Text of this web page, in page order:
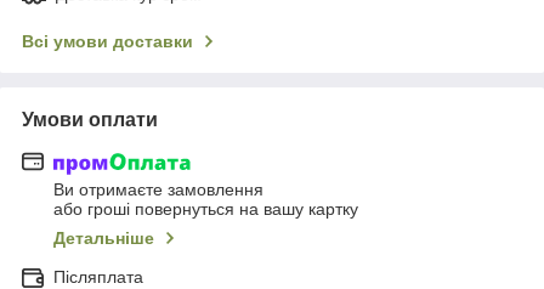
Всі умови доставки
Умови оплати
Ви отримаєте замовлення
або гроші повернуться на вашу картку
Детальніше
Післяплата